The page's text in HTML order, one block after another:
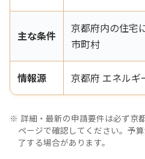
主な条件
京都府内の住宅
市町村
情報源 京都府 エネルギ
詳細・最新の申請要件は必ず京
ページで確認してください。予
了する場合があります。